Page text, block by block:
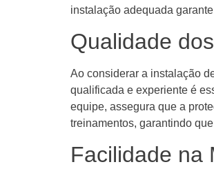
instalação adequada
Qualidade
Ao considerar a instalação
qualificada e experiente é
equipe, assegura que a
treinamentos, garantindo
Facilidade na